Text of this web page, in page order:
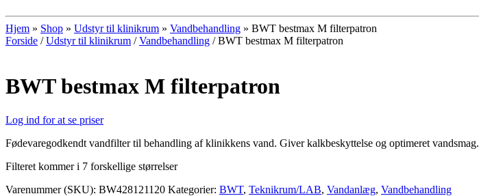
Hjem » Shop » Udstyr til klinikrum » Vandbehandling » BWT bestmax M filterpatron
Forside /Udstyr til klinikrum /Vandbehandling / BWT bestmax M filterpatron
BWT bestmax M filterpatron
Log ind for at se priser
Fødevaregodkendt vandfilter til behandling af klinikkens vand. Giver kalkbeskyttelse og optimeret vandsmag.
Filteret kommer i 7 forskellige størrelser
Varenummer (SKU): BW428121120 Kategorier: BWT, Teknikrum/LAB, Vandanlæg, Vandbehandling